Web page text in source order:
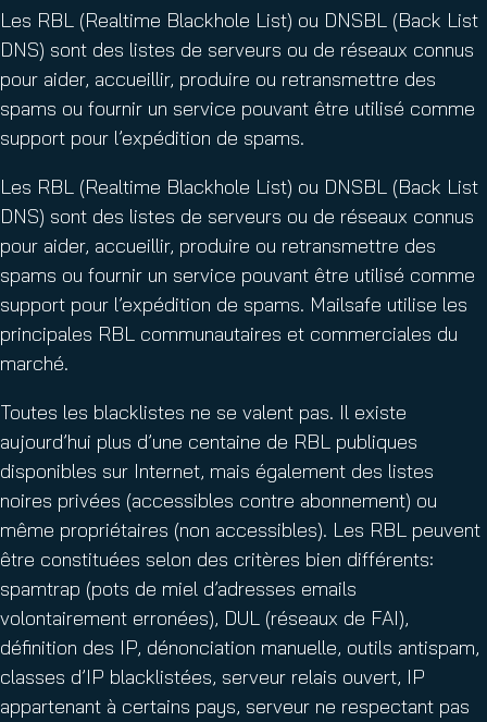
Les RBL (Realtime Blackhole List) ou DNSBL (Back List
DNS) sont des listes de serveurs ou de réseaux connus
pour aider, accueillir, produire ou retransmettre des
spams ou fournir un service pouvant être utilisé comme
support pour l’expédition de spams.
Les RBL (Realtime Blackhole List) ou DNSBL (Back List
DNS) sont des listes de serveurs ou de réseaux connus
pour aider, accueillir, produire ou retransmettre des
spams ou fournir un service pouvant être utilisé comme
support pour l’expédition de spams. Mailsafe utilise les
principales RBL communautaires et commerciales du
marché.
Toutes les blacklistes ne se valent pas. Il existe
aujourd’hui plus d’une centaine de RBL publiques
disponibles sur Internet, mais également des listes
noires privées (accessibles contre abonnement) ou
même propriétaires (non accessibles). Les RBL peuvent
être constituées selon des critères bien différents:
spamtrap (pots de miel d’adresses emails
volontairement erronées), DUL (réseaux de FAI),
définition des IP, dénonciation manuelle, outils antispam,
classes d’IP blacklistées, serveur relais ouvert, IP
appartenant à certains pays, serveur ne respectant pas